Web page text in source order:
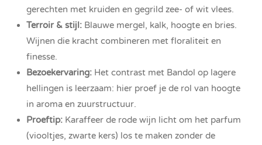
gerechten met kruiden en gegrild zee- of wit vlees.
Terroir & stijl: Blauwe mergel, kalk, hoogte en bries.
Wijnen die kracht combineren met floraliteit en
finesse.
Bezoekervaring: Het contrast met Bandol op lagere
hellingen is leerzaam: hier proef je de rol van hoogte
in aroma en zuurstructuur.
Proeftip: Karaffeer de rode wijn licht om het parfum
(viooltjes, zwarte kers) los te maken zonder de